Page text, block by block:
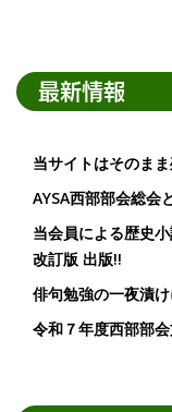
最新情報
当サイトはそのま
AYSA西部部会総会
当会員による歴史
改訂版 出版!!
俳句勉強の一夜漬
令和７年度西部部